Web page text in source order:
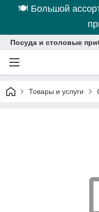
🍽 Большой
Посуда и столовые
Товары и услуги